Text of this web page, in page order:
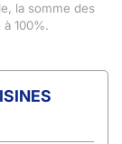
la somme des
100%.